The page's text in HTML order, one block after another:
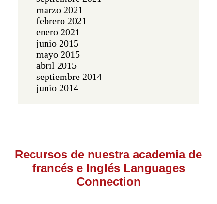
marzo 2021
febrero 2021
enero 2021
junio 2015
mayo 2015
abril 2015
septiembre 2014
junio 2014
Recursos de nuestra academia de
francés e Inglés Languages
Connection